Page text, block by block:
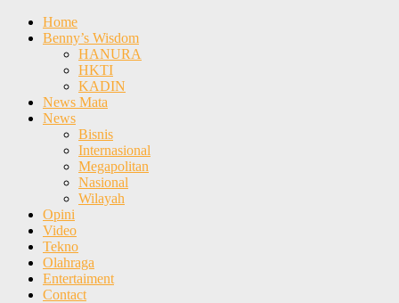
Home
Benny’s Wisdom
HANURA
HKTI
KADIN
News Mata
News
Bisnis
Internasional
Megapolitan
Nasional
Wilayah
Opini
Video
Tekno
Olahraga
Entertaiment
Contact